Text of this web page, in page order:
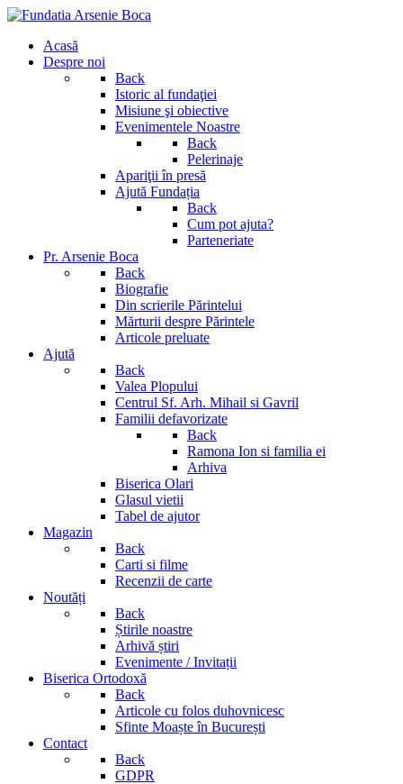
Acasă
Despre noi
Back
Istoric al fundaţiei
Misiune şi obiective
Evenimentele Noastre
Back
Pelerinaje
Apariţii în presă
Ajută Fundația
Back
Cum pot ajuta?
Parteneriate
Pr. Arsenie Boca
Back
Biografie
Din scrierile Părintelui
Mărturii despre Părintele
Articole preluate
Ajută
Back
Valea Plopului
Centrul Sf. Arh. Mihail si Gavril
Familii defavorizate
Back
Ramona Ion si familia ei
Arhiva
Biserica Olari
Glasul vietii
Tabel de ajutor
Magazin
Back
Carti si filme
Recenzii de carte
Noutăți
Back
Știrile noastre
Arhivă știri
Evenimente / Invitații
Biserica Ortodoxă
Back
Articole cu folos duhovnicesc
Sfinte Moaște în București
Contact
Back
GDPR